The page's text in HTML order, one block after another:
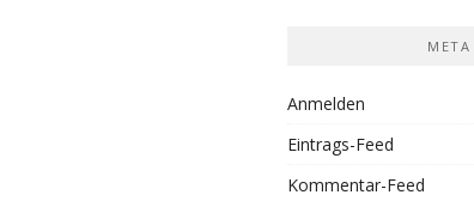
META
Anmelden
Eintrags-Feed
Kommentar-Feed